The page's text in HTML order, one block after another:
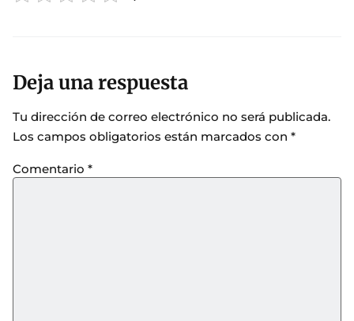
Deja una respuesta
Tu dirección de correo electrónico no será publicada.
Los campos obligatorios están marcados con *
Comentario *